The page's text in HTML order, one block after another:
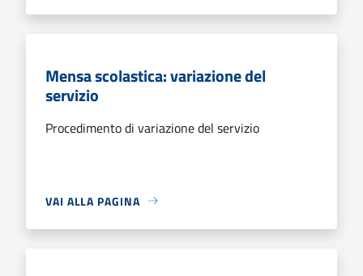
Mensa scolastica: variazione del
servizio
Procedimento di variazione del servizio
VAI ALLA PAGINA